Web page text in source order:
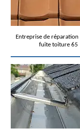
Entreprise de réparation
fuite toiture 65